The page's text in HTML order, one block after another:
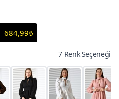
684,99₺
7 Renk Seçeneği